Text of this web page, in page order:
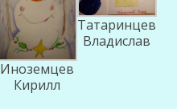
Иноземцев
Кирилл
Татаринцев
Владислав